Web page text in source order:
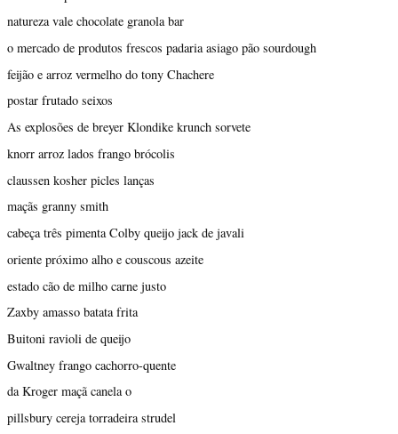
natureza vale chocolate granola bar
o mercado de produtos frescos padaria asiago pão sourdough
feijão e arroz vermelho do tony Chachere
postar frutado seixos
As explosões de breyer Klondike krunch sorvete
knorr arroz lados frango brócolis
claussen kosher picles lanças
maçãs granny smith
cabeça três pimenta Colby queijo jack de javali
oriente próximo alho e couscous azeite
estado cão de milho carne justo
Zaxby amasso batata frita
Buitoni ravioli de queijo
Gwaltney frango cachorro-quente
da Kroger maçã canela o
pillsbury cereja torradeira strudel